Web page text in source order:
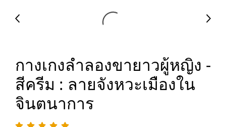
กางเกงลำลองขายาวผู้หญิง -
สีครีม : ลายจังหวะเมืองใน
จินตนาการ